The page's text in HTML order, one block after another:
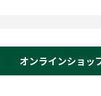
オンラインショッ